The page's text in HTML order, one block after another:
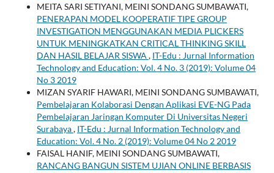
MEITA SARI SETIYANI, MEINI SONDANG SUMBAWATI,
PENERAPAN MODEL KOOPERATIF TIPE GROUP
INVESTIGATION MENGGUNAKAN MEDIA PLICKERS
UNTUK MENINGKATKAN CRITICAL THINKING SKILL
DAN HASIL BELAJAR SISWA , IT-Edu : Jurnal Information
Technology and Education: Vol. 4 No. 3 (2019): Volume 04
No 3 2019
MIZAN SYARIF HAWARI, MEINI SONDANG SUMBAWATI,
Pembelajaran Kolaborasi Dengan Aplikasi EVE-NG Pada
Pembelajaran Jaringan Komputer Di Universitas Negeri
Surabaya, IT-Edu : Jurnal Information Technology and
Education: Vol. 4 No. 2 (2019): Volume 04 No 2 2019
FAISAL HANIF, MEINI SONDANG SUMBAWATI,
RANCANG BANGUN SISTEM UJIAN ONLINE BERBASIS